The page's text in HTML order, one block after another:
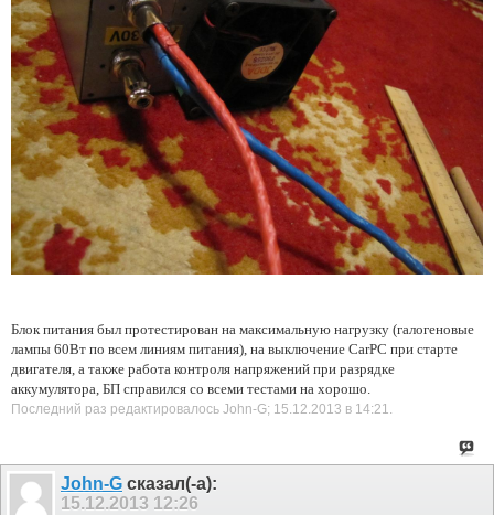
Блок питания был протестирован на максимальную нагрузку (галогеновые
лампы 60Вт по всем линиям питания), на выключение CarPC при старте
двигателя, а также работа контроля напряжений при разрядке
аккумулятора, БП справился со всеми тестами на хорошо.
Последний раз редактировалось John-G; 15.12.2013 в 14:21.
John-G сказал(-а):
15.12.2013 12:26